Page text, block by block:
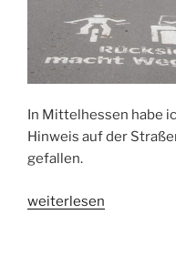
In Mittelhessen habe
Hinweis auf der
gefallen.
„Rücksicht
weiterlesen